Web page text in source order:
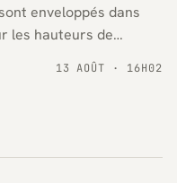
enveloppés dans
les hauteurs de
13 AOÛT · 16H02